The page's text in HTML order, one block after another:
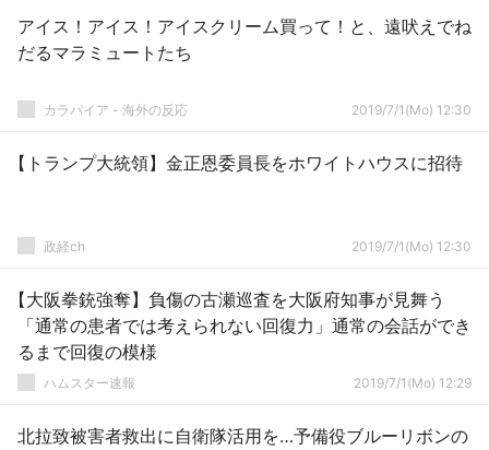
アイス！アイス！アイスクリーム買って！と、遠吠えでね
だるマラミュートたち
カラパイア - 海外の反応 2019/7/1(Mo) 12:30
【トランプ大統領】金正恩委員長をホワイトハウスに招待
政経ch 2019/7/1(Mo) 12:30
【大阪拳銃強奪】負傷の古瀬巡査を大阪府知事が見舞う
「通常の患者では考えられない回復力」通常の会話ができ
るまで回復の模様
ハムスター速報 2019/7/1(Mo) 12:29
北拉致被害者救出に自衛隊活用を…予備役ブルーリボンの